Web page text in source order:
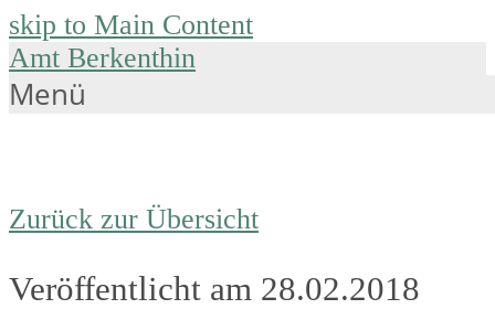
skip to Main Content
Amt Berkenthin
Menü
Zurück zur Übersicht
Veröffentlicht am 28.02.2018